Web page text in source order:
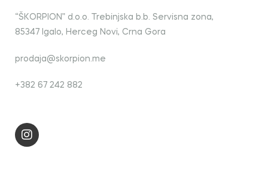
“ŠKORPION” d.o.o. Trebinjska b.b. Servisna zona,
85347 Igalo, Herceg Novi, Crna Gora
prodaja@skorpion.me
+382 67 242 882